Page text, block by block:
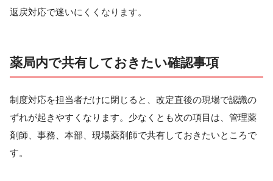
返戻対応で迷いにくくなります。
薬局内で共有しておきたい確認事項
制度対応を担当者だけに閉じると、改定直後の現場で認識の
ずれが起きやすくなります。少なくとも次の項目は、管理薬
剤師、事務、本部、現場薬剤師で共有しておきたいところで
す。